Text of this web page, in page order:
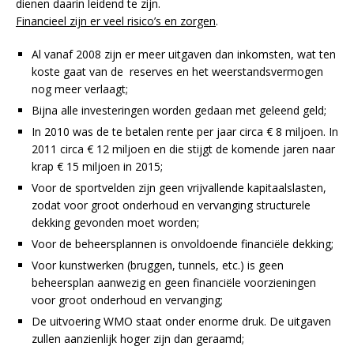
dienen daarin leidend te zijn.
Financieel zijn er veel risico’s en zorgen.
Al vanaf 2008 zijn er meer uitgaven dan inkomsten, wat ten
koste gaat van de reserves en het weerstandsvermogen
nog meer verlaagt;
Bijna alle investeringen worden gedaan met geleend geld;
In 2010 was de te betalen rente per jaar circa € 8 miljoen. In
2011 circa € 12 miljoen en die stijgt de komende jaren naar
krap € 15 miljoen in 2015;
Voor de sportvelden zijn geen vrijvallende kapitaalslasten,
zodat voor groot onderhoud en vervanging structurele
dekking gevonden moet worden;
Voor de beheersplannen is onvoldoende financiële dekking;
Voor kunstwerken (bruggen, tunnels, etc.) is geen
beheersplan aanwezig en geen financiële voorzieningen
voor groot onderhoud en vervanging;
De uitvoering WMO staat onder enorme druk. De uitgaven
zullen aanzienlijk hoger zijn dan geraamd;